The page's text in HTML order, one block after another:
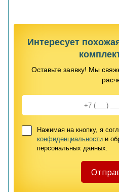
Интересует
Оставьте заявку! Мы
Нажимая на кнопку, я
конфиденциальности и
персональных данных.